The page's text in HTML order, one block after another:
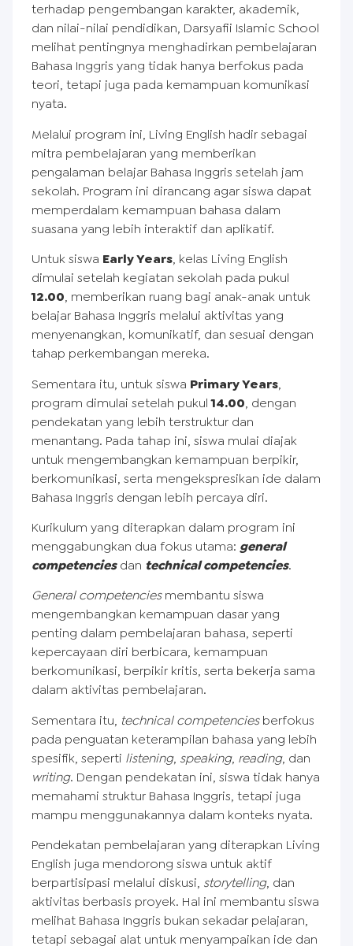
terhadap pengembangan karakter, akademik,
dan nilai-nilai pendidikan, Darsyafii Islamic School
melihat pentingnya menghadirkan pembelajaran
Bahasa Inggris yang tidak hanya berfokus pada
teori, tetapi juga pada kemampuan komunikasi
nyata.
Melalui program ini, Living English hadir sebagai
mitra pembelajaran yang memberikan
pengalaman belajar Bahasa Inggris setelah jam
sekolah. Program ini dirancang agar siswa dapat
memperdalam kemampuan bahasa dalam
suasana yang lebih interaktif dan aplikatif.
Untuk siswa Early Years, kelas Living English
dimulai setelah kegiatan sekolah pada pukul
12.00, memberikan ruang bagi anak-anak untuk
belajar Bahasa Inggris melalui aktivitas yang
menyenangkan, komunikatif, dan sesuai dengan
tahap perkembangan mereka.
Sementara itu, untuk siswa Primary Years,
program dimulai setelah pukul14.00, dengan
pendekatan yang lebih terstruktur dan
menantang. Pada tahap ini, siswa mulai diajak
untuk mengembangkan kemampuan berpikir,
berkomunikasi, serta mengekspresikan ide dalam
Bahasa Inggris dengan lebih percaya diri.
Kurikulum yang diterapkan dalam program ini
menggabungkan dua fokus utama: general
competenciesdan technical competencies.
General competenciesmembantu siswa
mengembangkan kemampuan dasar yang
penting dalam pembelajaran bahasa, seperti
kepercayaan diri berbicara, kemampuan
berkomunikasi, berpikir kritis, serta bekerja sama
dalam aktivitas pembelajaran.
Sementara itu, technical competenciesberfokus
pada penguatan keterampilan bahasa yang lebih
spesifik, seperti listening, speaking, reading, dan
writing. Dengan pendekatan ini, siswa tidak hanya
memahami struktur Bahasa Inggris, tetapi juga
mampu menggunakannya dalam konteks nyata.
Pendekatan pembelajaran yang diterapkan Living
English juga mendorong siswa untuk aktif
berpartisipasi melalui diskusi, storytelling, dan
aktivitas berbasis proyek. Hal ini membantu siswa
melihat Bahasa Inggris bukan sekadar pelajaran,
tetapi sebagai alat untuk menyampaikan ide dan